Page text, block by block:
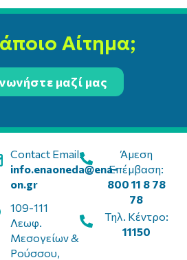
Αίτημα;
μαζί μας
Contact Email:
info.enaoneda@ena-
on.gr
109-111
Λεωφ.
Μεσογείων &
Ρούσσου,
Άμεση
Επέμβαση:
800 11 8 78
78
Τηλ. Κέντρο:
11150